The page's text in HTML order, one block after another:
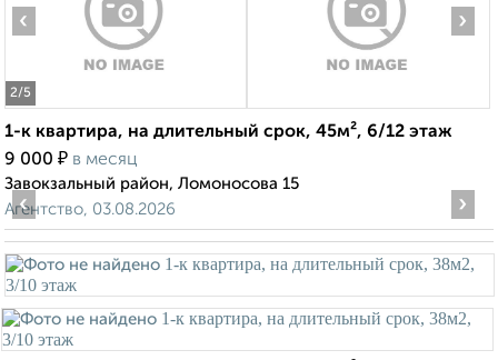
2/5
‹ ›
1-к квартира, на длительный срок, 45м², 6/12 этаж
9 000 ₽ в месяц
Завокзальный район, Ломоносова 15
Агентство, 03.08.2026
‹ ›